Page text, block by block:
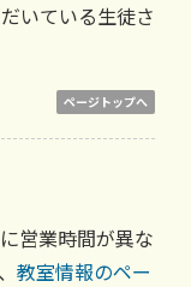
いている生徒さ
ページトップへ
営業時間が異な
教室情報のペー